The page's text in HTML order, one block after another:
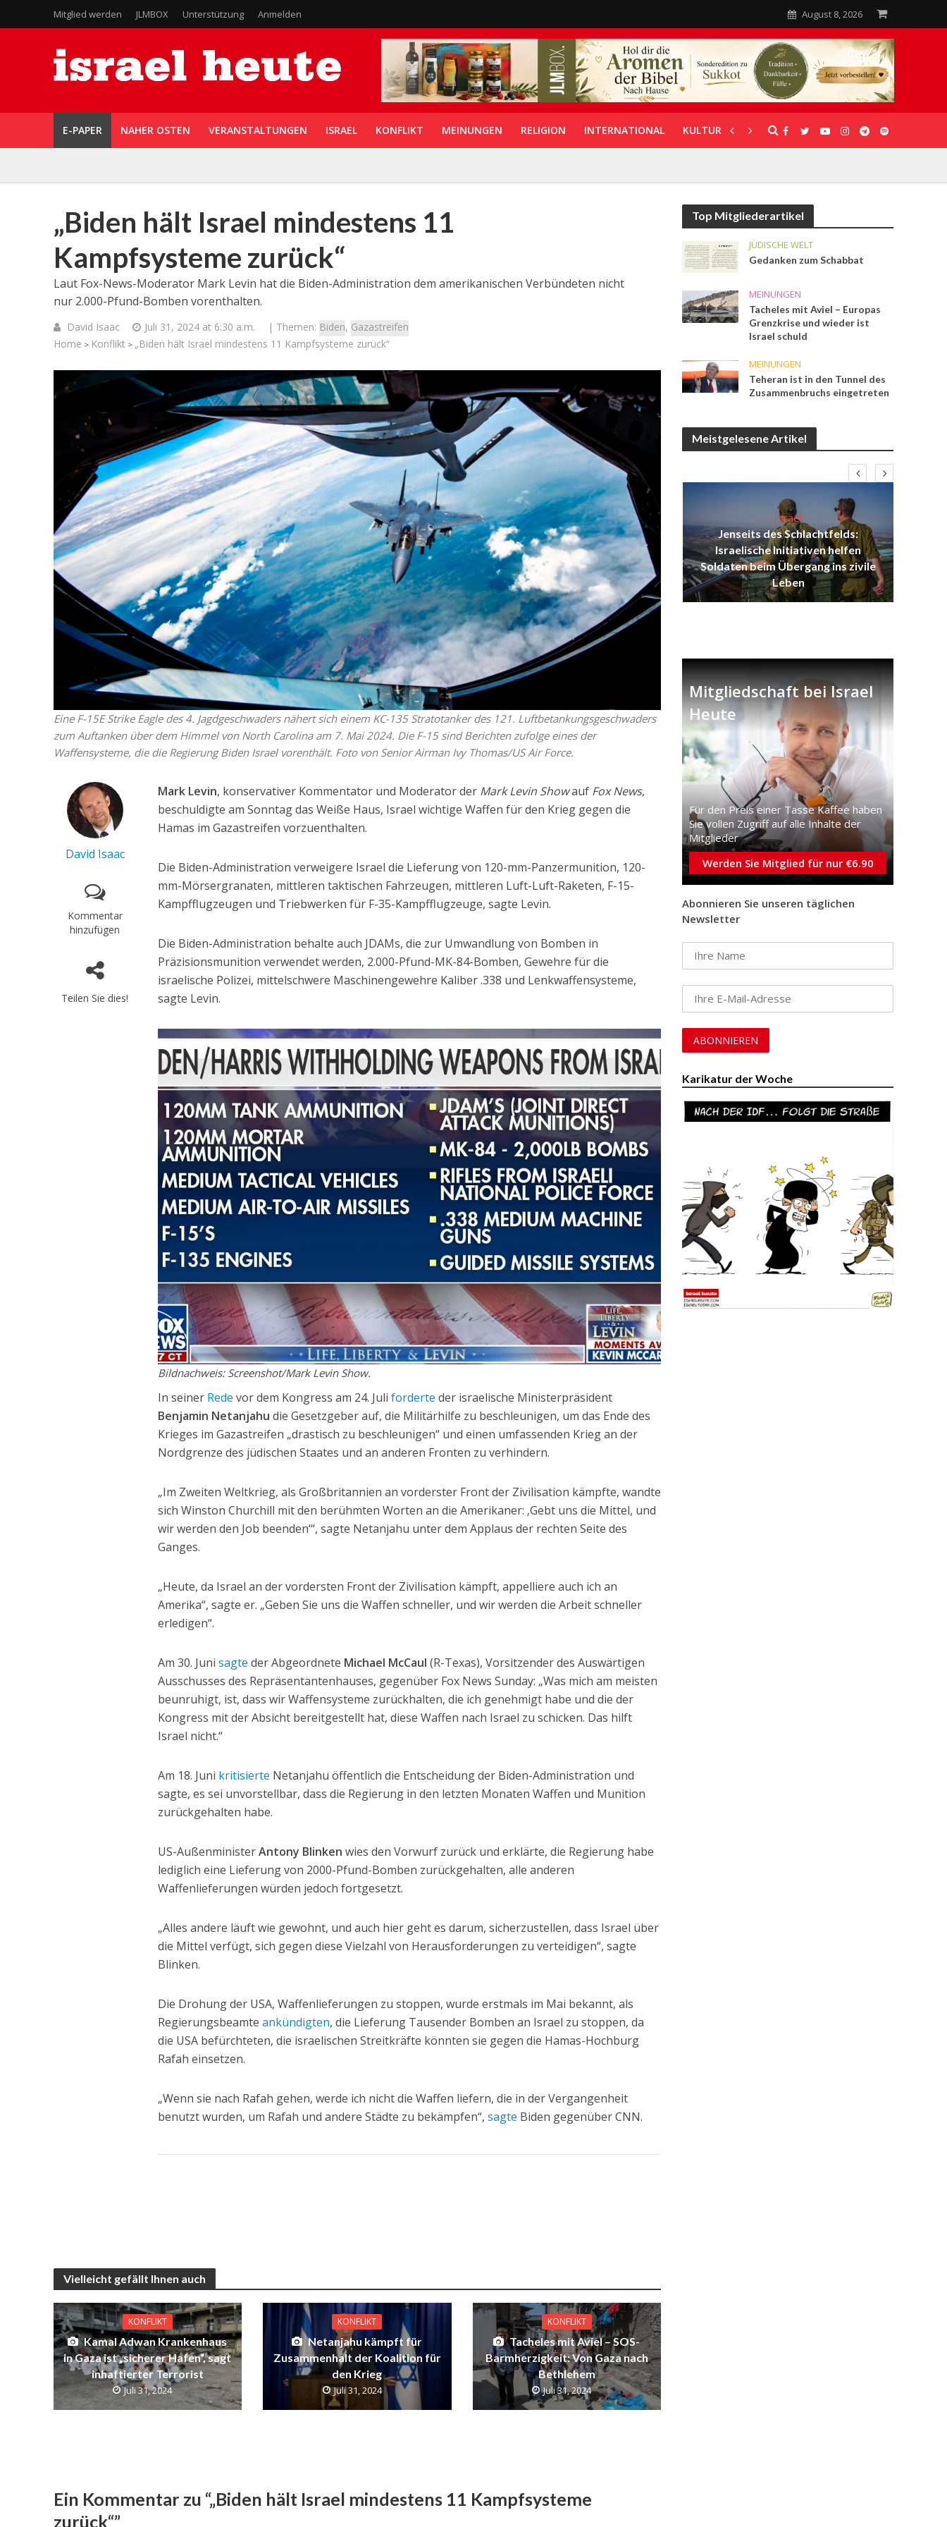
Mitglied werden JLMBOX Unterstützung Anmelden August 8, 2026
E-PAPER NAHER OSTEN VERANSTALTUNGEN ISRAEL KONFLIKT MEINUNGEN RELIGION INTERNATIONAL KULTUR UNTERSTÜTZUNG
„Biden hält Israel mindestens 11
Kampfsysteme zurück“
Laut Fox-News-Moderator Mark Levin hat die Biden-Administration dem amerikanischen Verbündeten nicht
nur 2.000-Pfund-Bomben vorenthalten.
David Isaac Juli 31, 2024 at 6:30 a.m. | Themen: Biden, Gazastreifen
Home > Konflikt > „Biden hält Israel mindestens 11 Kampfsysteme zurück“
Eine F-15E Strike Eagle des 4. Jagdgeschwaders nähert sich einem KC-135 Stratotanker des 121. Luftbetankungsgeschwaders
zum Auftanken über dem Himmel von North Carolina am 7. Mai 2024. Die F-15 sind Berichten zufolge eines der
Waffensysteme, die die Regierung Biden Israel vorenthält. Foto von Senior Airman Ivy Thomas/US Air Force.
David Isaac
Kommentar
hinzufügen
Teilen Sie dies!
Mark Levin, konservativer Kommentator und Moderator der Mark Levin Showauf Fox News,
beschuldigte am Sonntag das Weiße Haus, Israel wichtige Waffen für den Krieg gegen die
Hamas im Gazastreifen vorzuenthalten.
Die Biden-Administration verweigere Israel die Lieferung von 120-mm-Panzermunition, 120-
mm-Mörsergranaten, mittleren taktischen Fahrzeugen, mittleren Luft-Luft-Raketen, F-15-
Kampfflugzeugen und Triebwerken für F-35-Kampfflugzeuge, sagte Levin.
Die Biden-Administration behalte auch JDAMs, die zur Umwandlung von Bomben in
Präzisionsmunition verwendet werden, 2.000-Pfund-MK-84-Bomben, Gewehre für die
israelische Polizei, mittelschwere Maschinengewehre Kaliber .338 und Lenkwaffensysteme,
sagte Levin.
Bildnachweis: Screenshot/Mark Levin Show.
In seiner Rede vor dem Kongress am 24. Juliforderte der israelische Ministerpräsident
Benjamin Netanjahu die Gesetzgeber auf, die Militärhilfe zu beschleunigen, um das Ende des
Krieges im Gazastreifen „drastisch zu beschleunigen“ und einen umfassenden Krieg an der
Nordgrenze des jüdischen Staates und an anderen Fronten zu verhindern.
„Im Zweiten Weltkrieg, als Großbritannien an vorderster Front der Zivilisation kämpfte, wandte
sich Winston Churchill mit den berühmten Worten an die Amerikaner: ‚Gebt uns die Mittel, und
wir werden den Job beenden‘“, sagte Netanjahu unter dem Applaus der rechten Seite des
Ganges.
„Heute, da Israel an der vordersten Front der Zivilisation kämpft, appelliere auch ich an
Amerika“, sagte er. „Geben Sie uns die Waffen schneller, und wir werden die Arbeit schneller
erledigen“.
Am 30. Junisagte der Abgeordnete Michael McCaul (R-Texas), Vorsitzender des Auswärtigen
Ausschusses des Repräsentantenhauses, gegenüber Fox News Sunday: „Was mich am meisten
beunruhigt, ist, dass wir Waffensysteme zurückhalten, die ich genehmigt habe und die der
Kongress mit der Absicht bereitgestellt hat, diese Waffen nach Israel zu schicken. Das hilft
Israel nicht.“
Am 18. Juni kritisierte Netanjahu öffentlich die Entscheidung der Biden-Administration und
sagte, es sei unvorstellbar, dass die Regierung in den letzten Monaten Waffen und Munition
zurückgehalten habe.
US-AußenministerAntony Blinken wies den Vorwurf zurück und erklärte, die Regierung habe
lediglich eine Lieferung von 2000-Pfund-Bomben zurückgehalten, alle anderen
Waffenlieferungen würden jedoch fortgesetzt.
„Alles andere läuft wie gewohnt, und auch hier geht es darum, sicherzustellen, dass Israel über
die Mittel verfügt, sich gegen diese Vielzahl von Herausforderungen zu verteidigen“, sagte
Blinken.
Die Drohung der USA, Waffenlieferungen zu stoppen, wurde erstmals im Mai bekannt, als
Regierungsbeamteankündigten, die Lieferung Tausender Bomben an Israel zu stoppen, da
die USA befürchteten, die israelischen Streitkräfte könnten sie gegen die Hamas-Hochburg
Rafah einsetzen.
„Wenn sie nach Rafah gehen, werde ich nicht die Waffen liefern, die in der Vergangenheit
benutzt wurden, um Rafah und andere Städte zu bekämpfen“,sagte Biden gegenüber CNN.
Vielleicht gefällt Ihnen auch
KONFLIKT
Kamal Adwan Krankenhaus
in Gaza ist „sicherer Hafen“, sagt
inhaftierter Terrorist
Juli 31, 2024
KONFLIKT
Netanjahu kämpft für
Zusammenhalt der Koalition für
den Krieg
Juli 31, 2024
KONFLIKT
Tacheles mit Aviel – SOS-
Barmherzigkeit: Von Gaza nach
Bethlehem
Juli 31, 2024
Ein Kommentar zu “„Biden hält Israel mindestens 11 Kampfsysteme
zurück“”
Top Mitgliederartikel
JÜDISCHE WELT
Gedanken zum Schabbat
MEINUNGEN
Tacheles mit Aviel – Europas
Grenzkrise und wieder ist
Israel schuld
MEINUNGEN
Teheran ist in den Tunnel des
Zusammenbruchs eingetreten
Meistgelesene Artikel
Israel
Israelische Wahlen 2026: Das ist
die Knesset – Vladimir Beliak
Israel
Israelische Wahlen 2026: Das ist
die Knesset – Moshe Abutbul
Israel
Jenseits des Schlachtfelds:
Israelische Initiativen helfen
Soldaten beim Übergang ins zivile
Leben
Mitgliedschaft bei Israel
Heute
Für den Preis einer Tasse Kaffee haben
Sie vollen Zugriff auf alle Inhalte der
Mitglieder
Werden Sie Mitglied für nur €6.90
Abonnieren Sie unseren täglichen
Newsletter
Karikatur der Woche